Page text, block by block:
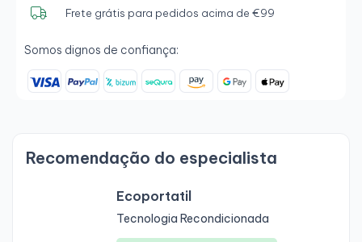
Frete grátis para pedidos acima de €99
Somos dignos de confiança:
Recomendação do especialista
Ecoportatil
Tecnologia Recondicionada